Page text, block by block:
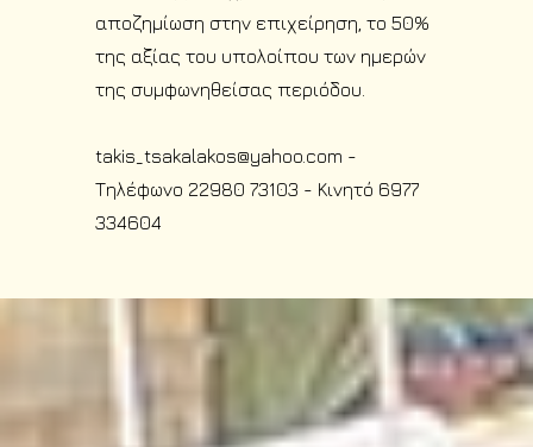
αποζημίωση στην επιχείρηση, το 50%
της αξίας του υπολοίπου των ημερών
της συμφωνηθείσας περιόδου.
takis_tsakalakos@yahoo.com -
Τηλέφωνο 22980 73103 - Κινητό 6977
334604